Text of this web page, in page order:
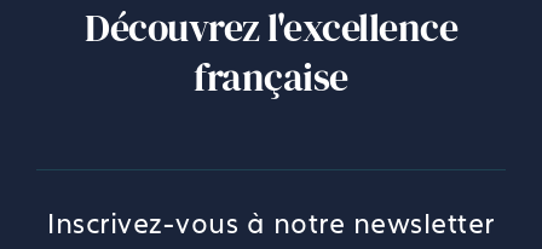
Découvrez l'excellence
française
Inscrivez-vous à notre newsletter